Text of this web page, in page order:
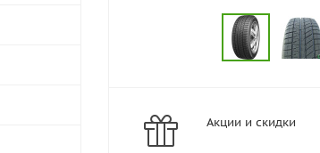
Акции и скидки